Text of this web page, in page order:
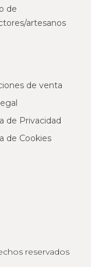
de
artesanos
de venta
de Privacidad
de Cookies
reservados